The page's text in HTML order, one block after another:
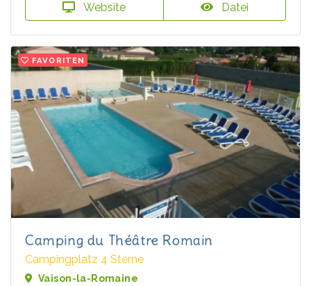
Website Datei
FAVORITEN
Camping du Théâtre Romain
Campingplatz 4 Sterne
Vaison-la-Romaine